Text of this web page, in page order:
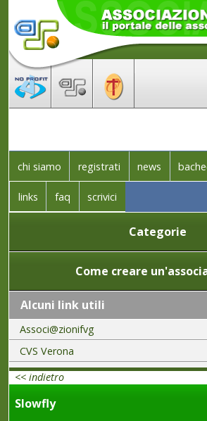
chi siamo registrati news
links faq scrivici
Categorie
Come creare
Alcuni link utili
Associ@zionifvg
CVS Verona
<< indietro
Slowfly